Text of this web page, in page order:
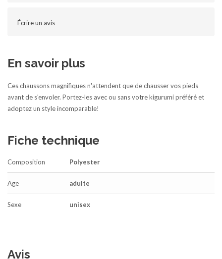
Écrire un avis
En savoir plus
Ces chaussons magnifiques n'attendent que de chausser vos pieds
avant de s'envoler. Portez-les avec ou sans votre kigurumi préféré et
adoptez un style incomparable!
Fiche technique
Composition Polyester
Age adulte
Sexe unisex
Avis